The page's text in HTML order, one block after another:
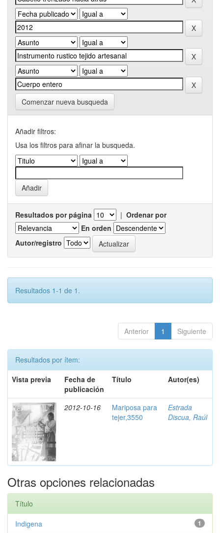
Comenzar nueva busqueda
Añadir filtros:
Usa los filtros para afinar la busqueda.
Resultados por página | Ordenar por
En orden
Autor/registro
Resultados 1-1 de 1.
Anterior 1 Siguiente
Resultados por ítem:
Vista previa
Fecha de
publicación
Título Autor(es)
2012-10-16
Mariposa para
tejer,3550
Estrada
Discua, Raúl
Otras opciones relacionadas
Título
1
Indigena